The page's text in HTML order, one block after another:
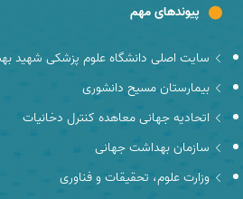
پیوندهای مهم
سایت اصلی دانشگاه علوم پزشکی شهید
بیمارستان مسیح دانشوری
اتحادیه جهانی معاهده کنترل دخانیات
سازمان بهداشت جهانی
وزارت علوم، تحقیقات و فناوری